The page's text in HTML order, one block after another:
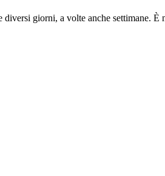
giorni, a volte anche settimane. È